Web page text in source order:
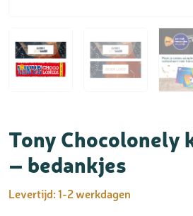
Tony Chocolonely
– bedankjes
Levertijd:1-2 werkdagen